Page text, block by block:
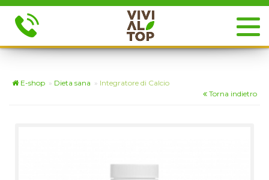
E-shop » Dieta sana » Integratore di Calcio
Torna indietro